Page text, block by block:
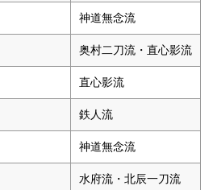
神道無念流
奥村二刀流・直心影流
直心影流
鉄人流
神道無念流
水府流・北辰一刀流